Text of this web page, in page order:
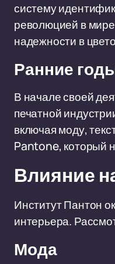
систему
революцией в
надежности в
Ранние
В начале своей
печатной
включая моду,
Pantone, который
Влияние
Институт Пантон
интерьера.
Мода